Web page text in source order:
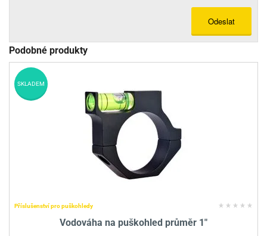
Odeslat
Podobné produkty
Příslušenství pro puškohledy
Vodováha na puškohled průměr 1"
SKLADEM